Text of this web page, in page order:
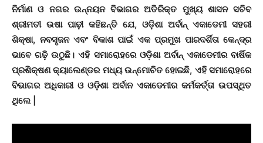
ନିର୍ମାଣ ଓ ନଗର ଉନ୍ନୟନ ବିଭାଗର ଅତିରିକ୍ତ ମୁଖ୍ୟ ଶାସନ ସଚିବ
ଶ୍ରୀମତୀ ଉଷା ପାଢ଼ୀ କହିଛନ୍ତି ଯେ, ଓଡ଼ିଶା ଅର୍ବାନ୍ ଏକାଡେମୀ ସହରୀ
ଶିକ୍ଷା, ନବସୃଜନ ଏବଂ ବିକାଶ ପାଇଁ ଏକ ପ୍ରମୁଖ ପାରଦର୍ଶିତା କେନ୍ଦ୍ର
ଭାବେ ଗଢ଼ି ଉଠୁଛି। ଏହି ସମାରୋହରେ ଓଡ଼ିଶା ଅର୍ବାନ୍ ଏକାଡେମୀର ବାର୍ଷିକ
ପ୍ରଶିକ୍ଷଣ କ୍ୟାଲେଣ୍ଡର ମଧ୍ୟ ଉନ୍ମୋଚିତ ହୋଇଛି, ଏହି ସମାରୋହରେ
ବିଭାଗର ଅଧିକାରୀ ଓ ଓଡ଼ିଶା ଅର୍ବାନ ଏକାଡେମୀର କର୍ମକର୍ତ୍ତା ଉପସ୍ଥିତ
ଥିଲେ |